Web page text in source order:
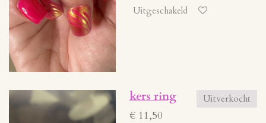
Uitgeschakeld
Uitverkocht
kers ring
€ 11,50